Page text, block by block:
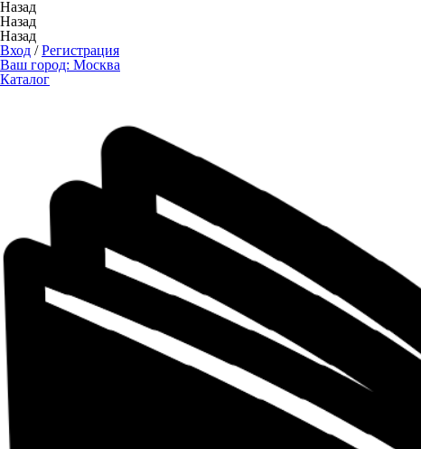
Назад
Назад
Назад
Вход /Регистрация
Ваш город: Москва
Каталог